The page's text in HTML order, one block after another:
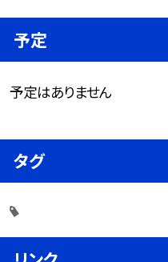
予定
予定はありません
タグ